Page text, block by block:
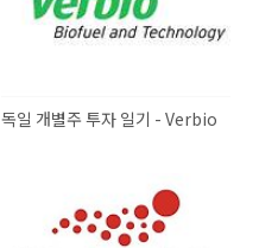
독일 개별주 투자 일기 - Verbio